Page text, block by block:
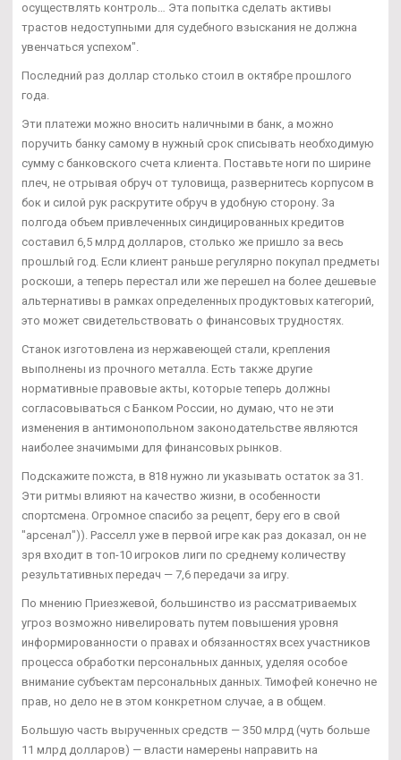
осуществлять контроль… Эта попытка сделать активы
трастов недоступными для судебного взыскания не должна
увенчаться успехом".
Последний раз доллар столько стоил в октябре прошлого
года.
Эти платежи можно вносить наличными в банк, а можно
поручить банку самому в нужный срок списывать необходимую
сумму с банковского счета клиента. Поставьте ноги по ширине
плеч, не отрывая обруч от туловища, развернитесь корпусом в
бок и силой рук раскрутите обруч в удобную сторону. За
полгода объем привлеченных синдицированных кредитов
составил 6,5 млрд долларов, столько же пришло за весь
прошлый год. Если клиент раньше регулярно покупал предметы
роскоши, а теперь перестал или же перешел на более дешевые
альтернативы в рамках определенных продуктовых категорий,
это может свидетельствовать о финансовых трудностях.
Станок изготовлена из нержавеющей стали, крепления
выполнены из прочного металла. Есть также другие
нормативные правовые акты, которые теперь должны
согласовываться с Банком России, но думаю, что не эти
изменения в антимонопольном законодательстве являются
наиболее значимыми для финансовых рынков.
Подскажите пожста, в 818 нужно ли указывать остаток за 31.
Эти ритмы влияют на качество жизни, в особенности
спортсмена. Огромное спасибо за рецепт, беру его в свой
"арсенал")). Расселл уже в первой игре как раз доказал, он не
зря входит в топ-10 игроков лиги по среднему количеству
результативных передач — 7,6 передачи за игру.
По мнению Приезжевой, большинство из рассматриваемых
угроз возможно нивелировать путем повышения уровня
информированности о правах и обязанностях всех участников
процесса обработки персональных данных, уделяя особое
внимание субъектам персональных данных. Тимофей конечно не
прав, но дело не в этом конкретном случае, а в общем.
Большую часть вырученных средств — 350 млрд (чуть больше
11 млрд долларов) — власти намерены направить на